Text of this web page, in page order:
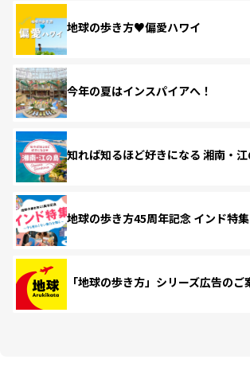
地球の歩き方♥偏愛ハワイ
今年の夏はインスパイアへ！
知れば知るほど好きになる 湘南・
地球の歩き方45周年記念 インド特集
「地球の歩き方」シリーズ広告のご